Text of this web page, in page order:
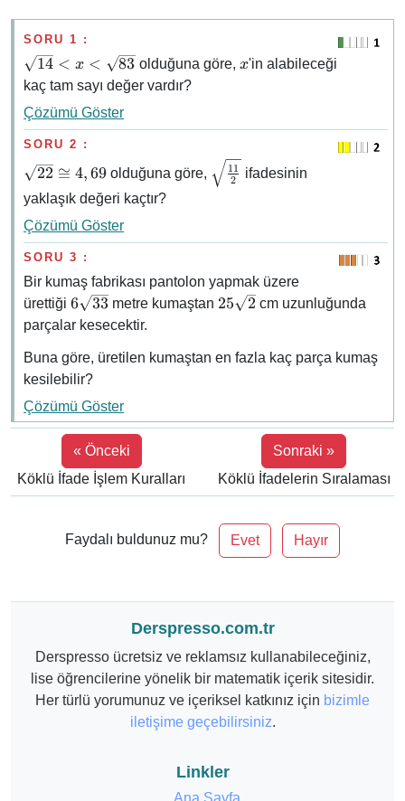
SORU 1 :
\sqrt{14}
\lt x \lt
14 < x < 83 olduğuna göre, x
x'in alabileceği
kaç tam sayı değer vardır?
Çözümü Göster
SORU 2 :
\sqrt{22}
\cong
4,69
22 ≅ 4,69olduğuna göre,
\sqrt{\frac{11}
{2}}
2
11
ifadesinin
yaklaşık değeri kaçtır?
Çözümü Göster
SORU 3 :
Bir kumaş fabrikası pantolon yapmak üzere
ürettiği 6\sqrt{33}
6 33 metre kumaştan 25\sqrt{2}
25 2 cm uzunluğunda
parçalar kesecektir.
Buna göre, üretilen kumaştan en fazla kaç parça kumaş
kesilebilir?
Çözümü Göster
« Önceki
Köklü İfade İşlem Kuralları
Sonraki »
Köklü İfadelerin Sıralaması
Faydalı buldunuz mu? Evet Hayır
Derspresso.com.tr
Derspresso ücretsiz ve reklamsız kullanabileceğiniz,
lise öğrencilerine yönelik bir matematik içerik sitesidir.
Her türlü yorumunuz ve içeriksel katkınız için bizimle
iletişime geçebilirsiniz.
Linkler